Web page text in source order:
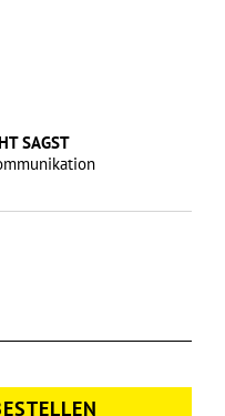
SAGST